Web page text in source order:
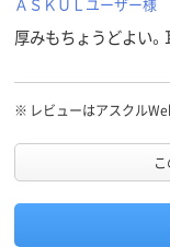
厚みもちょうどよい。
※ レビューはアスクル